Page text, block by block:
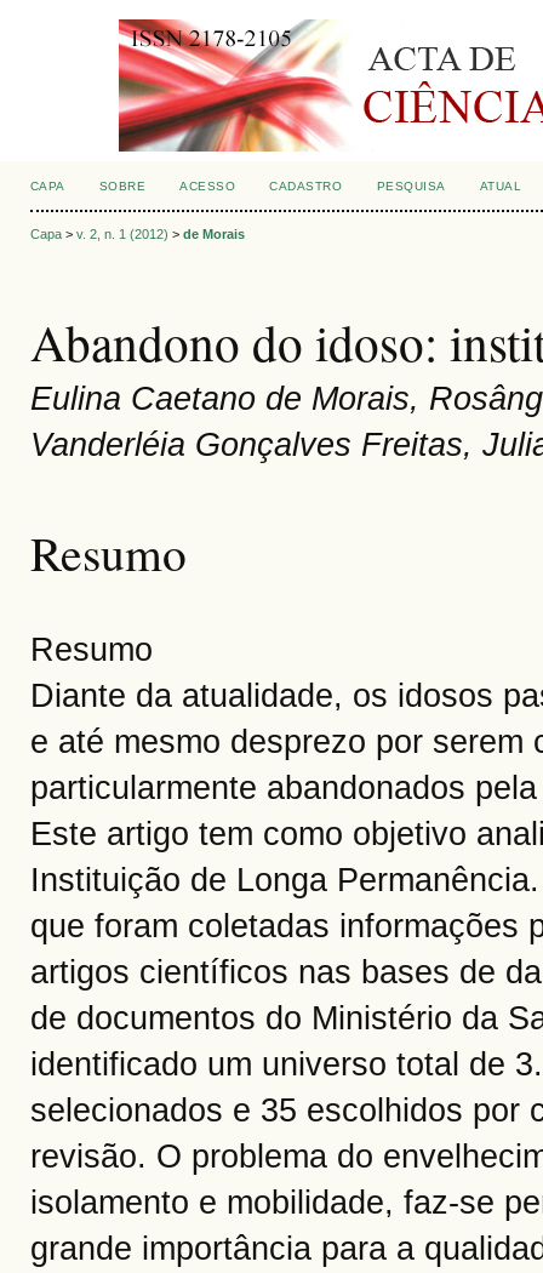
CAPA SOBRE ACESSO CADASTRO PESQUISA ATUAL
Capa> v. 2, n. 1 (2012) > de Morais
Abandono do idoso:
Eulina Caetano de Morais,
Vanderléia Gonçalves Freitas,
Resumo
Resumo
Diante da atualidade, os idosos
e até mesmo desprezo por
particularmente abandonados
Este artigo tem como objetivo
Instituição de Longa
que foram coletadas informações
artigos científicos nas bases de
de documentos do Ministério da
identificado um universo total de
selecionados e 35 escolhidos por
revisão. O problema do
isolamento e mobilidade, faz-se
grande importância para a